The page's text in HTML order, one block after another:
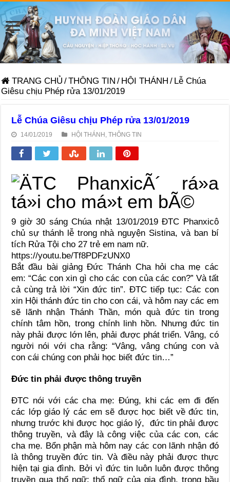
TRANG CHỦ /THÔNG TIN / HỘI THÁNH / Lễ Chúa
Giêsu chịu Phép rửa 13/01/2019
Lễ Chúa Giêsu chịu Phép rửa 13/01/2019
14/01/2019 HỘI THÁNH ,THÔNG TIN
9 giờ 30 sáng Chúa nhật 13/01/2019 ĐTC Phanxicô
chủ sự thánh lễ trong nhà nguyện Sistina, và ban bí
tích Rửa Tội cho 27 trẻ em nam nữ.
https://youtu.be/Tf8PDFzUNX0
Bắt đầu bài giảng Đức Thánh Cha hỏi cha mẹ các
em: “Các con xin gì cho các con của các con?” Và tất
cả cùng trả lời “Xin đức tin”. ĐTC tiếp tục: Các con
xin Hội thánh đức tin cho con cái, và hôm nay các em
sẽ lãnh nhận Thánh Thần, món quà đức tin trong
chính tâm hồn, trong chính linh hồn. Nhưng đức tin
này phải được lớn lên, phải được phát triển. Vâng, có
người nói với cha rằng: “Vâng, vâng chúng con và
con cái chúng con phải học biết đức tin…”
Đức tin phải được thông truyền
ĐTC nói với các cha mẹ: Đúng, khi các em đi đến
các lớp giáo lý các em sẽ được học biết về đức tin,
nhưng trước khi được học giáo lý, đức tin phải được
thông truyền, và đây là công việc của các con, các
cha mẹ. Bổn phận mà hôm nay các con lãnh nhận đó
là thông truyền đức tin. Và điều này phải được thực
hiện tại gia đình. Bởi vì đức tin luôn luôn được thông
truyền qua thổ ngữ: thổ ngữ của gia đình, trong bầu